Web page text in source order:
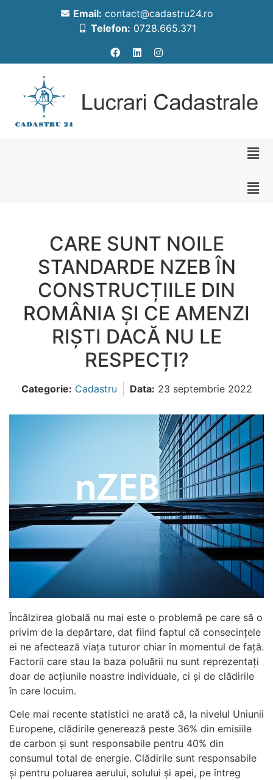
Email: contact@cadastru24.ro
Telefon: 0728.665.371
CARE SUNT NOILE
STANDARDE NZEB ÎN
CONSTRUCȚIILE DIN
ROMÂNIA ȘI CE AMENZI
RIȘTI DACĂ NU LE
RESPECȚI?
Categorie: Cadastru Data: 23 septembrie 2022
Încălzirea globală nu mai este o problemă pe care să o
privim de la depărtare, dat fiind faptul că consecințele
ei ne afectează viața tuturor chiar în momentul de față.
Factorii care stau la baza poluării nu sunt reprezentați
doar de acțiunile noastre individuale, ci și de clădirile
în care locuim.
Cele mai recente statistici ne arată că, la nivelul Uniunii
Europene, clădirile generează peste 36% din emisiile
de carbon și sunt responsabile pentru 40% din
consumul total de energie. Clădirile sunt responsabile
și pentru poluarea aerului, solului și apei, pe întreg